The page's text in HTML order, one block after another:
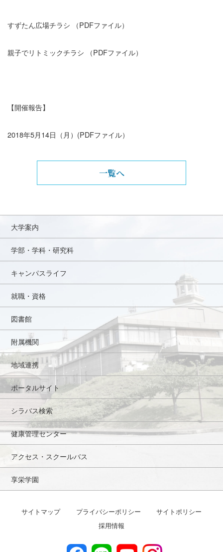
すずたん広場チラシ （PDFファイル）
親子でリトミックチラシ （PDFファイル）
【開催報告】
2018年5月14日（月） (PDFファイル）
一覧へ
大学案内
学部・学科・研究科
キャンパスライフ
就職・資格
図書館
附属機関
地域連携
ポータルサイト
シラバス検索
健康管理センター
アクセス・スクールバス
享栄学園
サイトマップ プライバシーポリシー
サイトポリシー
採用情報